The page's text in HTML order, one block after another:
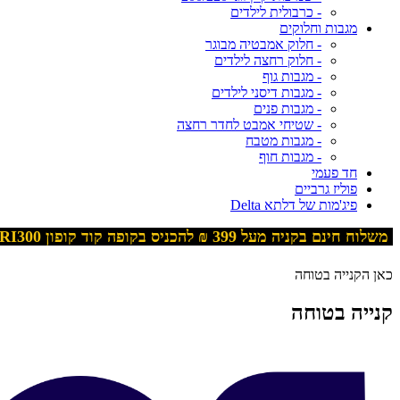
- כרבולית לילדים
מגבות וחלוקים
- חלוק אמבטיה מבוגר
- חלוק רחצה לילדים
- מגבות גוף
- מגבות דיסני לילדים
- מגבות פנים
- שטיחי אמבט לחדר רחצה
- מגבות מטבח
- מגבות חוף
חד פעמי
פוליז גרביים
פיג'מות של דלתא Delta
משלוח חינם בקניה מעל 399 ₪ להכניס בקופה קוד קופון
כאן הקנייה בטוחה
קנייה בטוחה